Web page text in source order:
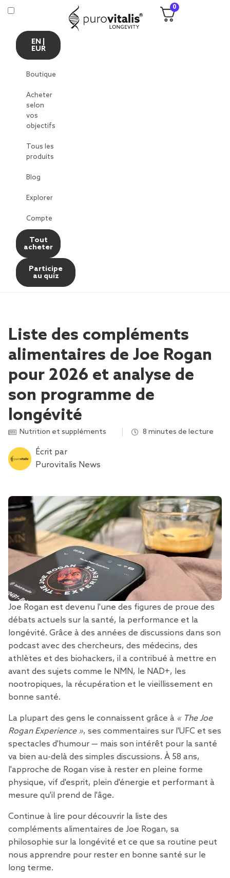
EN |
EUR
Boutique
Acheter
selon
vos
objectifs
Tous les
produits
Blog
Explorer
Compte
Tout
acheter
Participe
au quiz
0
Liste des compléments
alimentaires de Joe Rogan
pour 2026 et analyse de
son programme de
longévité
Nutrition et suppléments 8 minutes de lecture
Écrit par
Purovitalis News
Joe Rogan est devenu l'une des figures de proue des
débats actuels sur la santé, la performance et la
longévité. Grâce à des années de discussions dans son
podcast avec des chercheurs, des médecins, des
athlètes et des biohackers, il a contribué à mettre en
avant des sujets comme le NMN, le NAD+, les
nootropiques, la récupération et le vieillissement en
bonne santé.
La plupart des gens le connaissent grâce à « The Joe
Rogan Experience », ses commentaires sur l'UFC et ses
spectacles d'humour — mais son intérêt pour la santé
va bien au-delà des simples discussions. À 58 ans,
l'approche de Rogan vise à rester en pleine forme
physique, vif d'esprit, plein d'énergie et performant à
mesure qu'il prend de l'âge.
Continue à lire pour découvrir la liste des
compléments alimentaires de Joe Rogan, sa
philosophie sur la longévité et ce que sa routine peut
nous apprendre pour rester en bonne santé sur le
long terme.